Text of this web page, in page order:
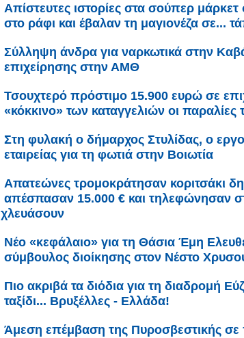
Απίστευτες ιστορίες στα σούπερ
στο ράφι και έβαλαν τη μαγιονέζα σε...
Σύλληψη άνδρα για ναρκωτικά στην
επιχείρησης στην ΑΜΘ
Τσουχτερό πρόστιμο 15.900 ευρώ σε
«κόκκινο» των καταγγελιών οι παραλίες
Στη φυλακή ο δήμαρχος Στυλίδας, ο
εταιρείας για τη φωτιά στην Βοιωτία
Απατεώνες τρομοκράτησαν κοριτσάκι
απέσπασαν 15.000 € και τηλεφώνησαν
χλευάσουν
Νέο «κεφάλαιο» για τη Θάσια Έμη
σύμβουλος διοίκησης στον Νέστο
Πιο ακριβά τα διόδια για τη διαδρομή
ταξίδι... Βρυξέλλες - Ελλάδα!
Άμεση επέμβαση της Πυροσβεστικής σε